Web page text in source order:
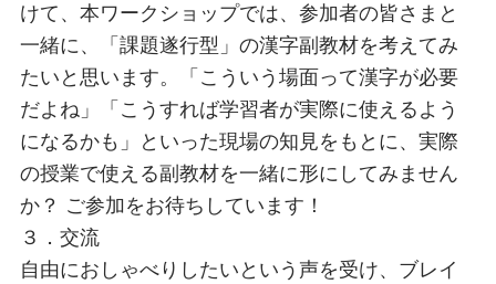
けて、本ワークショップでは、参加者の皆さまと
一緒に、「課題遂行型」の漢字副教材を考えてみ
たいと思います。「こういう場面って漢字が必要
だよね」「こうすれば学習者が実際に使えるよう
になるかも」といった現場の知見をもとに、実際
の授業で使える副教材を一緒に形にしてみません
か？ ご参加をお待ちしています！
３．交流
自由におしゃべりしたいという声を受け、ブレイ